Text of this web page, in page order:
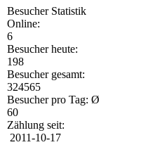
Besucher Statistik
Online:
6
Besucher heute:
198
Besucher gesamt:
324565
Besucher pro Tag: Ø
60
Zählung seit:
2011-10-17